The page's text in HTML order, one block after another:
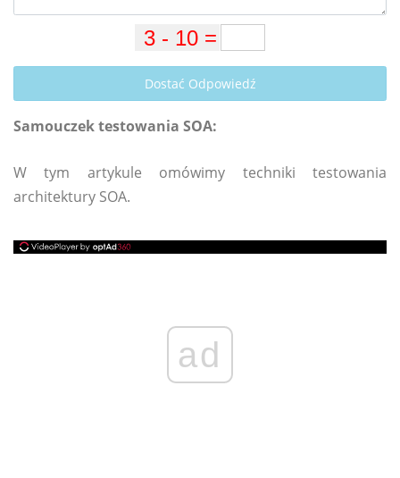
Dostać Odpowiedź
Samouczek testowania SOA:
W tym artykule omówimy techniki testowania
architektury SOA.
ad